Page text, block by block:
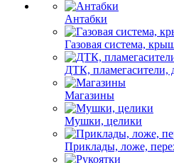
Антабки
Газовая система,
ДТК, пламегасители,
Магазины
Мушки, целики
Приклады, ложе,